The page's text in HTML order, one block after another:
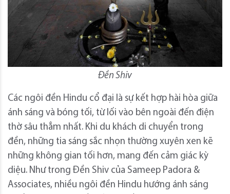
Đền Shiv
Các ngôi đền Hindu cổ đại là sự kết hợp hài hòa giữa
ánh sáng và bóng tối, từ lối vào bên ngoài đến điện
thờ sâu thẳm nhất. Khi du khách di chuyển trong
đền, những tia sáng sắc nhọn thường xuyên xen kẽ
những không gian tối hơn, mang đến cảm giác kỳ
diệu. Như trong Đền Shiv của Sameep Padora &
Associates, nhiều ngôi đền Hindu hướng ánh sáng